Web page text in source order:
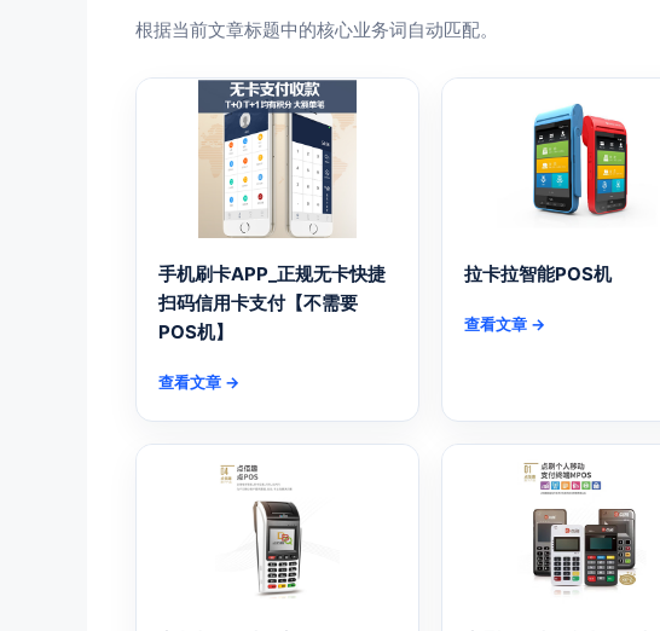
根据当前文章标题中的核心业务词自动匹配。
手机刷卡APP_正规无卡快捷
扫码信用卡支付【不需要
POS机】
查看文章 →
拉卡拉智能POS机
查看文章 →